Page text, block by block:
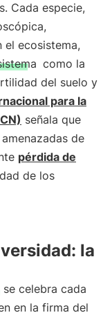
Cada especie,
el ecosistema,
como la
del suelo y
para la
señala que
de
pérdida de
de los
la
se celebra cada
en la firma del